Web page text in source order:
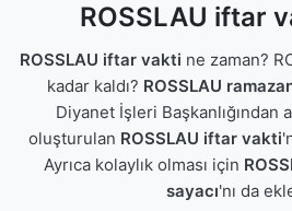
ROSSLAU iftar
ROSSLAU iftar vakti ne zaman?
kadar kaldı? ROSSLAU
Diyanet İşleri Başkanlığından
oluşturulan ROSSLAU iftar vakti
Ayrıca kolaylık olması için
sayacı'nı da